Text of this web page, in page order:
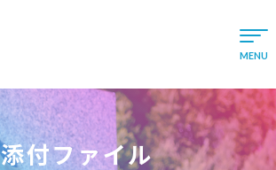
添付ファイル